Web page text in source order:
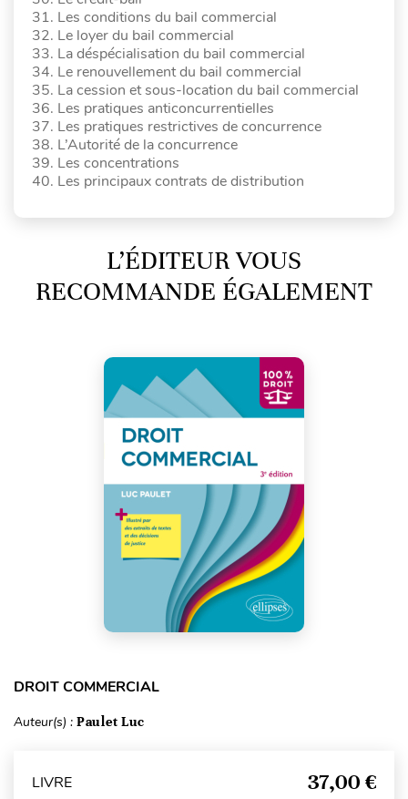
31. Les conditions du bail commercial
32. Le loyer du bail commercial
33. La déspécialisation du bail commercial
34. Le renouvellement du bail commercial
35. La cession et sous-location du bail commercial
36. Les pratiques anticoncurrentielles
37. Les pratiques restrictives de concurrence
38. L’Autorité de la concurrence
39. Les concentrations
40. Les principaux contrats de distribution
L’ÉDITEUR VOUS
RECOMMANDE ÉGALEMENT
DROIT COMMERCIAL
Auteur(s) : Paulet Luc
LIVRE 37,00 €